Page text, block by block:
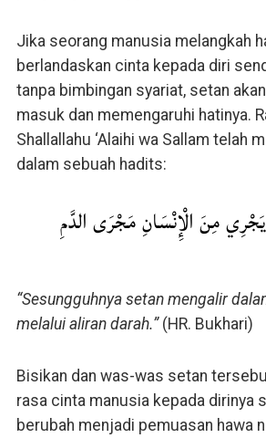
Jika seorang manusia melangkah
berlandaskan cinta kepada diri
tanpa bimbingan syariat, setan
masuk dan memengaruhi hatinya.
Shallallahu ‘Alaihi wa Sallam telah
dalam sebuah hadits:
مِنَ الْإِنْسَانِ مَجْرَى الدَّمِ
“Sesungguhnya setan mengalir
melalui aliran darah.”(HR. Bukhari)
Bisikan dan was-was setan
rasa cinta manusia kepada dirinya
berubah menjadi pemuasan hawa